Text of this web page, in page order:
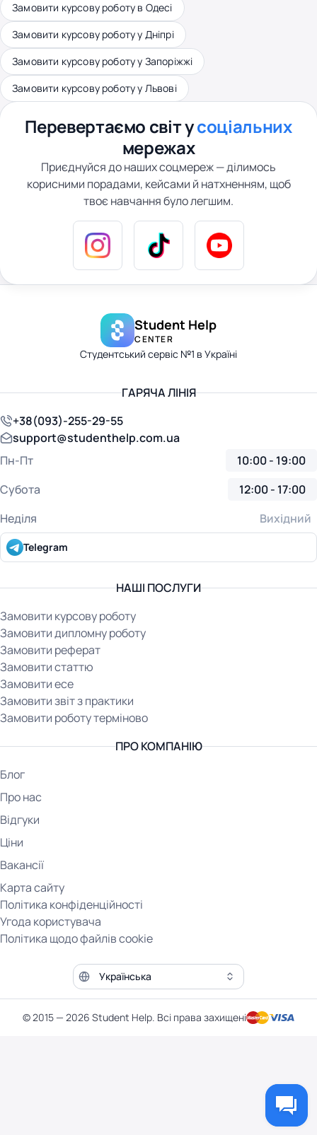
Замовити курсову роботу в Одесі
Замовити курсову роботу у Дніпрі
Замовити курсову роботу у Запоріжжі
Замовити курсову роботу у Львові
Перевертаємо світ усоціальних
мережах
Приєднуйся до наших соцмереж — ділимось
корисними порадами, кейсами й натхненням, щоб
твоє навчання було легшим.
Student Help
CENTER
Студентський сервіс №1 в Україні
НАШІ ПОСЛУГИ
Замовити курсову роботу
Замовити дипломну роботу
Замовити реферат
Замовити статтю
Замовити есе
Замовити звіт з практики
Замовити роботу терміново
ПРО КОМПАНІЮ
Блог
Про нас
Відгуки
Ціни
Вакансії
Карта сайту
Політика конфіденційності
Угода користувача
Політика щодо файлів cookie
ГАРЯЧА ЛІНІЯ
+38(093)-255-29-55
support@studenthelp.com.ua
Пн-Пт
10:00 - 19:00
Субота
12:00 - 17:00
Неділя
Вихідний
Telegram
Мова сайту
© 2015 — 2026 Student Help. Всі права захищені